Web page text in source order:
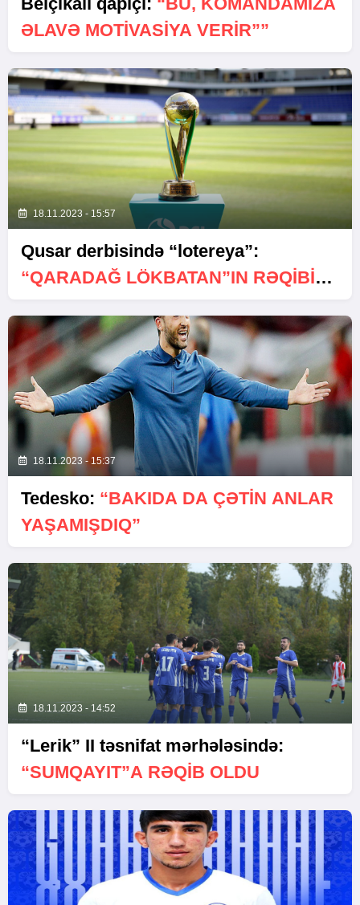
ƏLAVƏ MOTIVASIYA VERIR””
18.11.2023 - 15:57
Qusar derbisində “lotereya”:
“QARADAĞ LÖKBATAN”IN RƏQIBI
18.11.2023 - 15:37
Tedesko: “BAKIDA DA ÇƏTIN ANLAR
YAŞAMIŞDIQ”
18.11.2023 - 14:52
“Lerik” II təsnifat mərhələsində:
“SUMQAYIT”A RƏQIB OLDU